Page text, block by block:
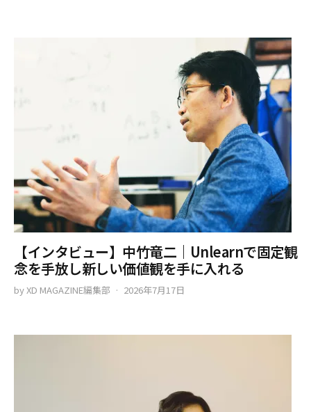
【インタビュー】中竹竜二｜Unlearnで固定観
念を手放し新しい価値観を手に入れる
byXD MAGAZINE編集部 2026年7月17日